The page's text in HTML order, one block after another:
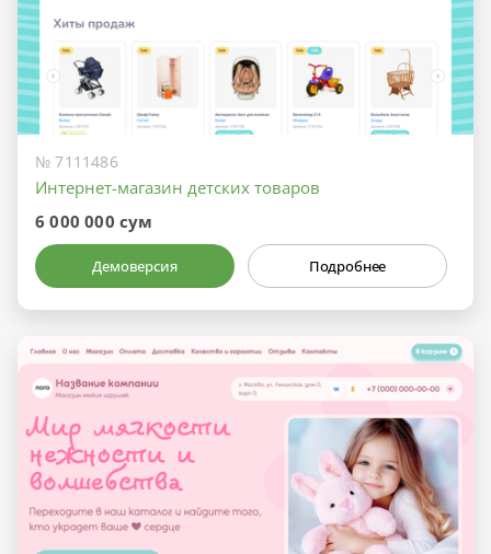
№ 7111486
Интернет-магазин детских товаров
6 000 000 сум
Демоверсия Подробнее